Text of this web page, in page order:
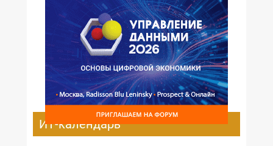
ИТ-календарь